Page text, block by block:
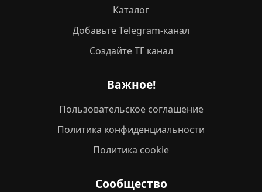
Каталог
Добавьте Telegram-канал
Создайте ТГ канал
Важное!
Пользовательское соглашение
Политика конфиденциальности
Политика cookie
Сообщество